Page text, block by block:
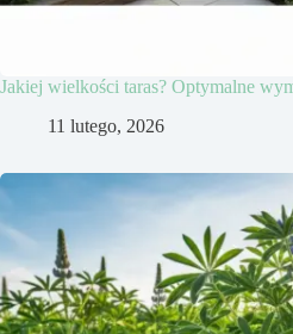
Jakiej wielkości taras? Optymalne
11 lutego, 2026